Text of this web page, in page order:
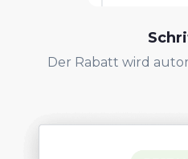
Der Rabatt wird